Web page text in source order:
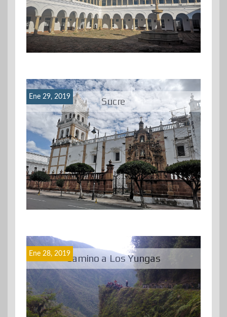
Sucre
Ene 29, 2019
Camino a Los Yungas
Ene 28, 2019